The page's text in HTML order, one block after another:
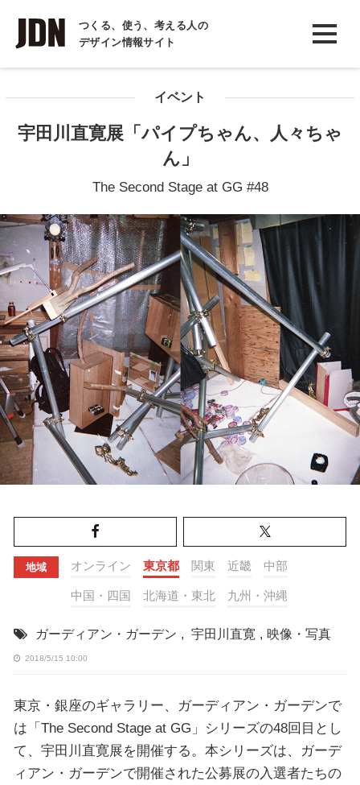
つくる、使う、考える人の
デザイン情報サイト
INTERVIEW
インタビュー
イベント
宇田川直寛展「パイプちゃん、人々ちゃ
ん」
The Second Stage at GG #48
地域 オンライン 東京都 関東 近畿 中部
中国・四国 北海道・東北 九州・沖縄
ガーディアン・ガーデン , 宇田川直寛 , 映像・写真
2018/5/15 10:00
東京・銀座のギャラリー、ガーディアン・ガーデンで
は「The Second Stage at GG」シリーズの48回目とし
て、宇田川直寛展を開催する。本シリーズは、ガーデ
ィアン・ガーデンで開催された公募展の入選者たちの